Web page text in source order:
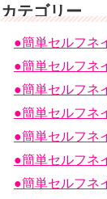
カテゴリー
●簡単セルフネ
●簡単セルフネ
●簡単セルフネ
●簡単セルフネ
●簡単セルフネ
●簡単セルフネ
●簡単セルフネ